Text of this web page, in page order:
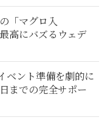
「マグロ入
高にバズるウェデ
ベント準備を劇的に
までの完全サポー